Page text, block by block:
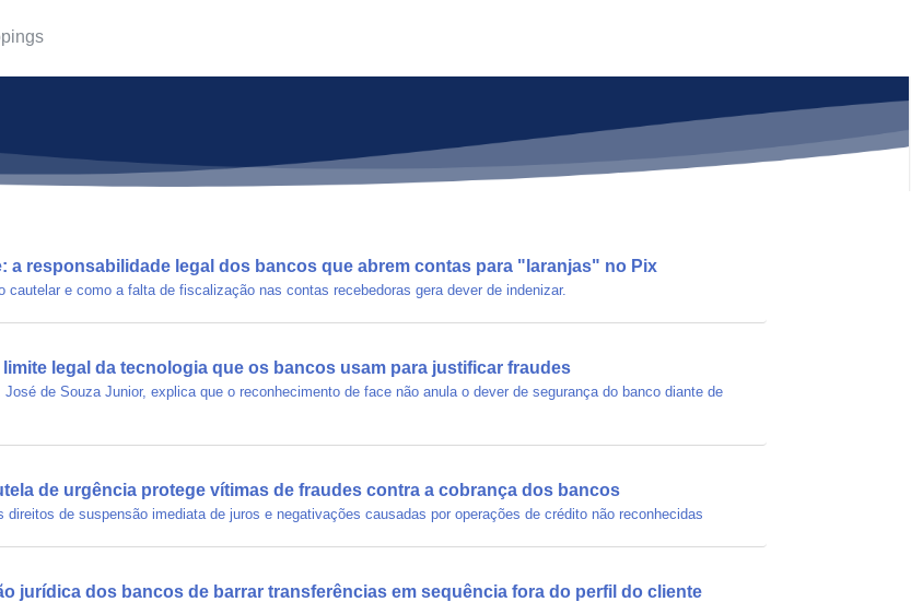
a responsabilidade legal dos bancos que abrem contas para "laranjas" no Pix
cautelar e como a falta de fiscalização nas contas recebedoras gera dever de indenizar.
legal da tecnologia que os bancos usam para justificar fraudes
de Souza Junior, explica que o reconhecimento de face não anula o dever de segurança do banco diante de
de urgência protege vítimas de fraudes contra a cobrança dos bancos
direitos de suspensão imediata de juros e negativações causadas por operações de crédito não reconhecidas
jurídica dos bancos de barrar transferências em sequência fora do perfil do cliente